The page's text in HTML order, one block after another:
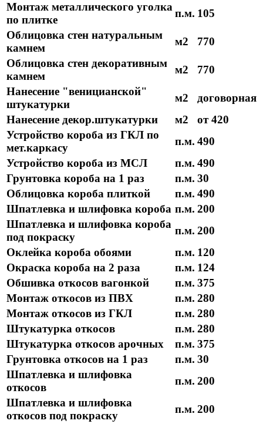
Монтаж металлического уголка
по плитке
п.м. 105
Облицовка стен натуральным
камнем
м2
770
Облицовка стен декоративным
камнем
м2
770
Нанесение "веницианской"
штукатурки
м2
договорная
Нанесение декор.штукатурки
м2
от 420
Устройство короба из ГКЛ по
мет.каркасу
п.м. 490
Устройство короба из МСЛ
п.м. 490
Грунтовка короба на 1 раз
п.м. 30
Облицовка короба плиткой
п.м. 490
Шпатлевка и шлифовка короба п.м. 200
Шпатлевка и шлифовка короба
под покраску
п.м. 200
Оклейка короба обоями
п.м. 120
Окраска короба на 2 раза
п.м. 124
Обшивка откосов вагонкой
п.м. 375
Монтаж откосов из ПВХ
п.м. 280
Монтаж откосов из ГКЛ
п.м. 280
Штукатурка откосов
п.м. 280
Штукатурка откосов арочных
п.м. 375
Грунтовка откосов на 1 раз
п.м. 30
Шпатлевка и шлифовка
откосов
п.м. 200
Шпатлевка и шлифовка
откосов под покраску
п.м. 200